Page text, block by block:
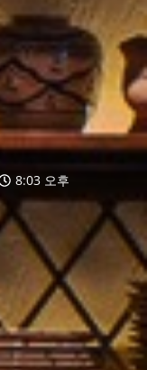
8:03 오후